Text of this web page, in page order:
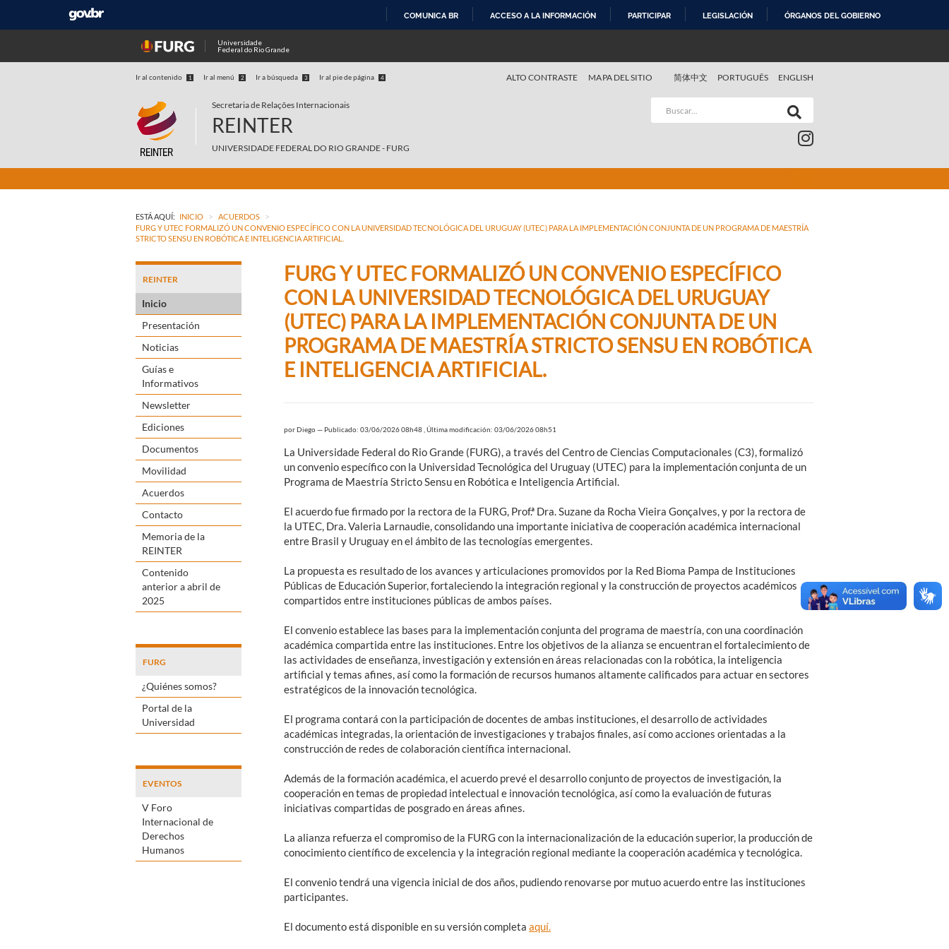
COMUNICA BR ACCESO A LA INFORMACIÓN PARTICIPAR LEGISLACIÓN ÓRGANOS DEL GOBIERNO
Universidade
Federal do Rio Grande
Ir al contenido 1 Ir al menú 2 Ir a búsqueda 3 Ir al pie de página 4 简体中文 PORTUGUÊS ENGLISH
ALTO CONTRASTE MAPA DEL SITIO
Secretaria de Relações Internacionais
REINTER
UNIVERSIDADE FEDERAL DO RIO GRANDE - FURG
ESTÁ AQUÍ: INICIO > ACUERDOS >
FURG Y UTEC FORMALIZÓ UN CONVENIO ESPECÍFICO CON LA UNIVERSIDAD TECNOLÓGICA DEL URUGUAY (UTEC) PARA LA IMPLEMENTACIÓN CONJUNTA DE UN PROGRAMA DE MAESTRÍA
STRICTO SENSU EN ROBÓTICA E INTELIGENCIA ARTIFICIAL.
REINTER
Inicio
Presentación
Noticias
Guías e
Informativos
Newsletter
Ediciones
Documentos
Movilidad
Acuerdos
Contacto
Memoria de la
REINTER
Contenido
anterior a abril de
2025
FURG
¿Quiénes somos?
Portal de la
Universidad
EVENTOS
V Foro
Internacional de
Derechos
Humanos
FURG Y UTEC FORMALIZÓ UN CONVENIO ESPECÍFICO
CON LA UNIVERSIDAD TECNOLÓGICA DEL URUGUAY
(UTEC) PARA LA IMPLEMENTACIÓN CONJUNTA DE UN
PROGRAMA DE MAESTRÍA STRICTO SENSU EN ROBÓTICA
E INTELIGENCIA ARTIFICIAL.
porDiego— Publicado: 03/06/2026 08h48 Última modificación: 03/06/2026 08h51
La Universidade Federal do Rio Grande (FURG), a través del Centro de Ciencias Computacionales (C3), formalizó
un convenio específico con la Universidad Tecnológica del Uruguay (UTEC) para la implementación conjunta de un
Programa de Maestría Stricto Sensu en Robótica e Inteligencia Artificial.
El acuerdo fue firmado por la rectora de la FURG, Prof.ª Dra. Suzane da Rocha Vieira Gonçalves, y por la rectora de
la UTEC, Dra. Valeria Larnaudie, consolidando una importante iniciativa de cooperación académica internacional
entre Brasil y Uruguay en el ámbito de las tecnologías emergentes.
La propuesta es resultado de los avances y articulaciones promovidos por la Red Bioma Pampa de Instituciones
Públicas de Educación Superior, fortaleciendo la integración regional y la construcción de proyectos académicos
compartidos entre instituciones públicas de ambos países.
El convenio establece las bases para la implementación conjunta del programa de maestría, con una coordinación
académica compartida entre las instituciones. Entre los objetivos de la alianza se encuentran el fortalecimiento de
las actividades de enseñanza, investigación y extensión en áreas relacionadas con la robótica, la inteligencia
artificial y temas afines, así como la formación de recursos humanos altamente calificados para actuar en sectores
estratégicos de la innovación tecnológica.
El programa contará con la participación de docentes de ambas instituciones, el desarrollo de actividades
académicas integradas, la orientación de investigaciones y trabajos finales, así como acciones orientadas a la
construcción de redes de colaboración científica internacional.
Además de la formación académica, el acuerdo prevé el desarrollo conjunto de proyectos de investigación, la
cooperación en temas de propiedad intelectual e innovación tecnológica, así como la evaluación de futuras
iniciativas compartidas de posgrado en áreas afines.
La alianza refuerza el compromiso de la FURG con la internacionalización de la educación superior, la producción de
conocimiento científico de excelencia y la integración regional mediante la cooperación académica y tecnológica.
El convenio tendrá una vigencia inicial de dos años, pudiendo renovarse por mutuo acuerdo entre las instituciones
participantes.
El documento está disponible en su versión completa aquí.